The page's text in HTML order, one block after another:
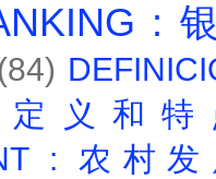
:
(84)
: 定义和
: 农村